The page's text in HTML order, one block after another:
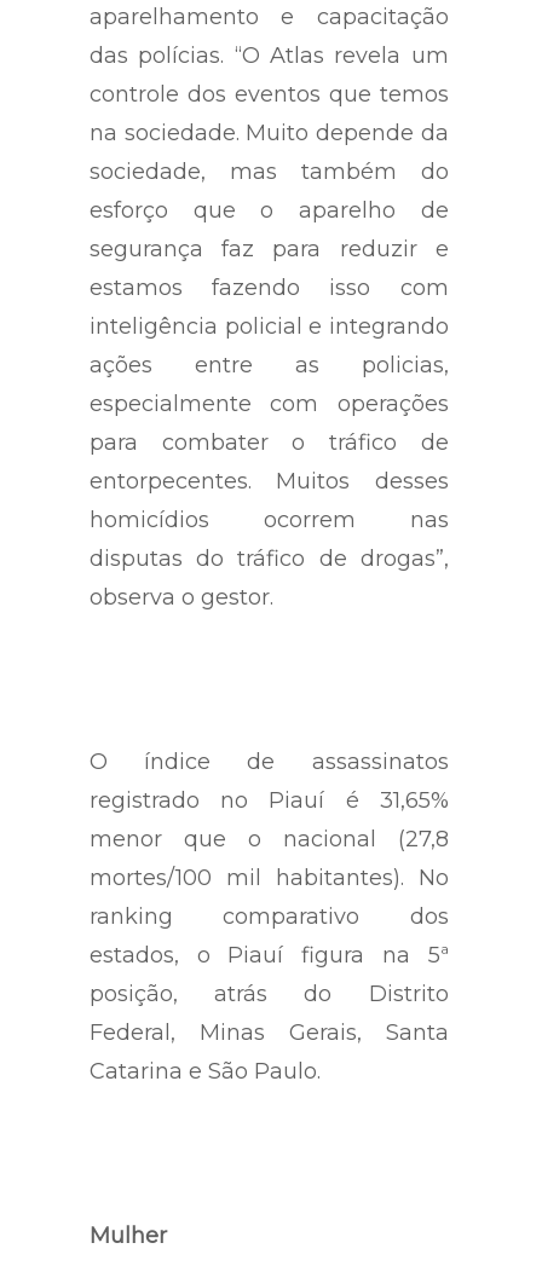
buscando investir no
aparelhamento e capacitação
das polícias. “O Atlas revela um
controle dos eventos que temos
na sociedade. Muito depende da
sociedade, mas também do
esforço que o aparelho de
segurança faz para reduzir e
estamos fazendo isso com
inteligência policial e integrando
ações entre as policias,
especialmente com operações
para combater o tráfico de
entorpecentes. Muitos desses
homicídios ocorrem nas
disputas do tráfico de drogas”,
O índice de assassinatos
registrado no Piauí é 31,65%
menor que o nacional (27,8
mortes/100 mil habitantes). No
ranking comparativo dos
estados, o Piauí figura na 5ª
posição, atrás do Distrito
Federal, Minas Gerais, Santa